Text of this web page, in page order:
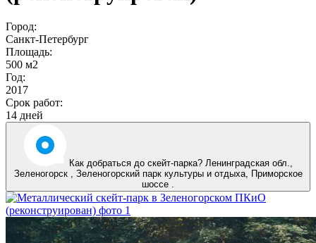
Город:
Санкт-Петербург
Площадь:
500 м2
Год:
2017
Срок работ:
14 дней
Как добраться до скейт-парка? Ленинградская обл.,
Зеленогорск , Зеленогорский парк культуры и отдыха, Приморское
шоссе .